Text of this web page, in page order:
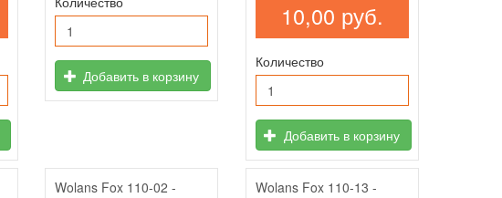
Добавить в корзину
10,00 руб.
Количество
Добавить в корзину
Wolans Fox 110-02 -
Wolans Fox 110-13 -